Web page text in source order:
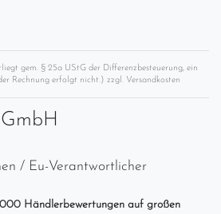
gem. § 25a UStG der Differenzbesteuerung, ein
Rechnung erfolgt nicht.) zzgl. Versandkosten
/ Eu-Verantwortlicher
Händlerbewertungen auf großen